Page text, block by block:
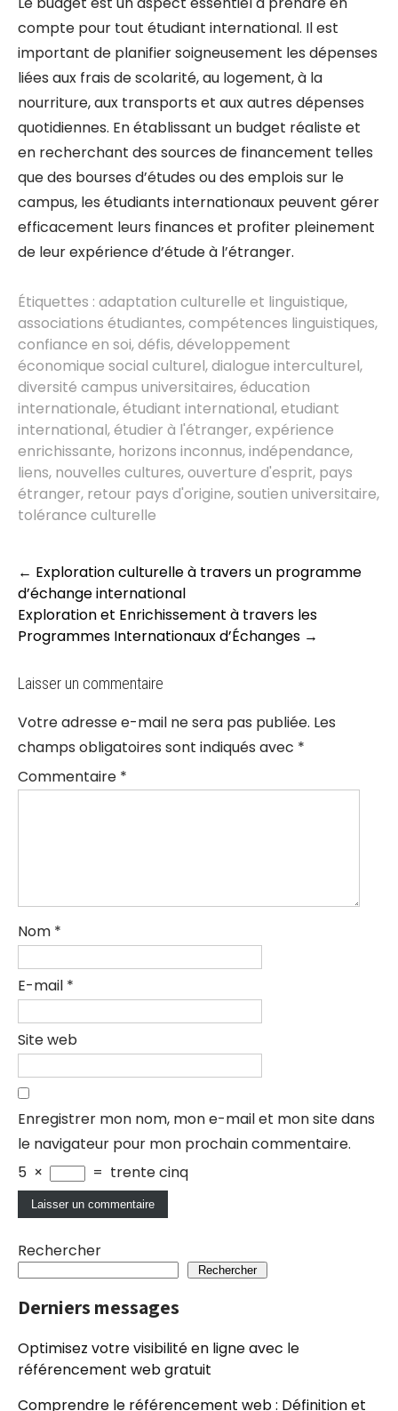
compte pour tout étudiant international. Il est
important de planifier soigneusement les dépenses
liées aux frais de scolarité, au logement, à la
nourriture, aux transports et aux autres dépenses
quotidiennes. En établissant un budget réaliste et
en recherchant des sources de financement telles
que des bourses d’études ou des emplois sur le
campus, les étudiants internationaux peuvent gérer
efficacement leurs finances et profiter pleinement
de leur expérience d’étude à l’étranger.
Étiquettes : adaptation culturelle et linguistique,
associations étudiantes,compétences linguistiques,
confiance en soi,défis,développement
économique social culturel,dialogue interculturel,
diversité campus universitaires,éducation
internationale,étudiant international,etudiant
international,étudier à l'étranger,expérience
enrichissante, horizons inconnus,indépendance,
liens, nouvelles cultures,ouverture d'esprit, pays
étranger, retour pays d'origine,soutien universitaire,
tolérance culturelle
Post
navigation
← Exploration culturelle à travers un programme
d’échange international
Exploration et Enrichissement à travers les
Programmes Internationaux d’Échanges →
Laisser un commentaire
Votre adresse e-mail ne sera pas publiée. Les
champs obligatoires sont indiqués avec *
Commentaire *
Nom *
E-mail *
Site web
Enregistrer mon nom, mon e-mail et mon site dans
le navigateur pour mon prochain commentaire.
5 × = trente cinq
Rechercher
Rechercher
Derniers messages
Optimisez votre visibilité en ligne avec le
référencement web gratuit
Comprendre le référencement web : Définition et